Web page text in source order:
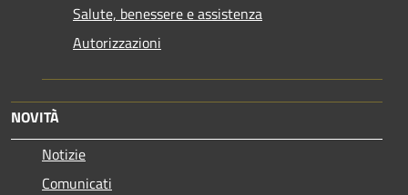
Salute, benessere e assistenza
Autorizzazioni
NOVITÀ
Notizie
Comunicati